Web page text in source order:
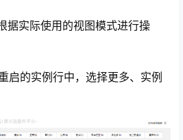
据实际使用的视图模式进行操
启的实例行中，选择更多、实例